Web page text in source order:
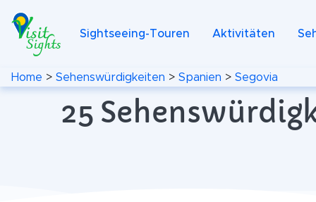
Sightseeing-Touren Aktivitäten
Home > Sehenswürdigkeiten > Spanien > Segovia
25